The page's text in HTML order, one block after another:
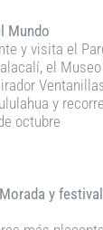
Mundo
y visita el
el
y
octubre
y